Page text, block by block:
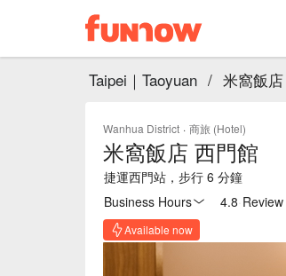
Taipei｜Taoyuan / 米窩飯
Wanhua District · 商旅 (Hotel)
米窩飯店 西門館
捷運西門站，步行 6 分鐘
Business Hours
4.8
Available now